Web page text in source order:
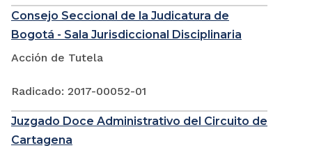
Consejo Seccional de la Judicatura de
Bogotá - Sala Jurisdiccional Disciplinaria
Acción de Tutela
Radicado: 2017-00052-01
Juzgado Doce Administrativo del Circuito de
Cartagena